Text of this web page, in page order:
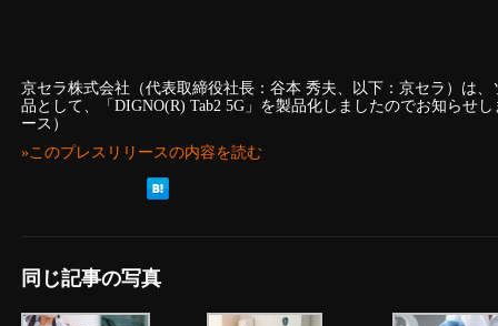
京セラ株式会社（代表取締役社長：谷本 秀夫、以下：京セラ）は
品として、「DIGNO(R) Tab2 5G」を製品化しましたのでお知らせ
ース）
»このプレスリリースの内容を読む
同じ記事の写真